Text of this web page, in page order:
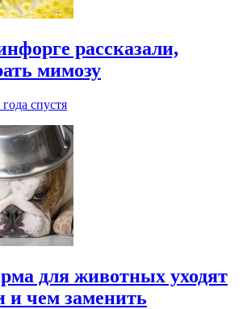
рассказали,
мимозу
года спустя
для животных уходят
и чем заменить